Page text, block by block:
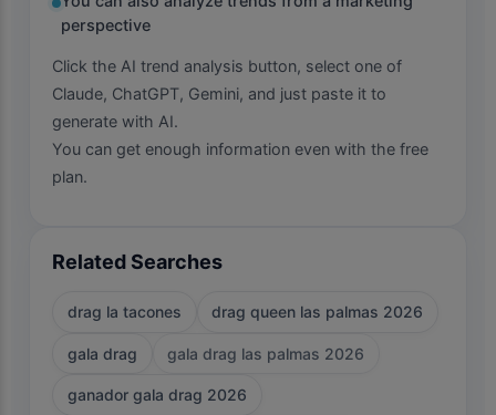
perspective
Click the AI trend analysis button, select one of
Claude, ChatGPT, Gemini, and just paste it to
generate with AI.
You can get enough information even with the free
plan.
Related Searches
drag la tacones drag queen las palmas 2026
gala drag gala drag las palmas 2026
ganador gala drag 2026